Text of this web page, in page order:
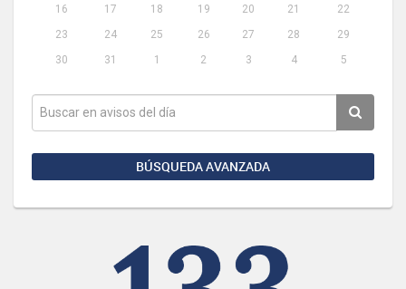
16
17 18 19 20 21
22
23
24 25 26 27 28
29
30
31 1 2 3 4 5
BÚSQUEDA AVANZADA